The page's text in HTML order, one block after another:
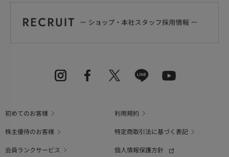
初めてのお客様
利用規約
株主優待のお客様
特定商取引法に基づく表記
会員ランクサービス
個人情報保護方針